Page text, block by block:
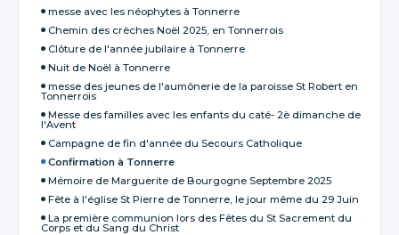
messe avec les néophytes à Tonnerre
Chemin des crèches Noël 2025, en Tonnerrois
Clôture de l'année jubilaire à Tonnerre
Nuit de Noël à Tonnerre
messe des jeunes de l'aumônerie de la paroisse St Robert en
Tonnerrois
Messe des familles avec les enfants du caté- 2è dimanche de
l'Avent
Campagne de fin d'année du Secours Catholique
Confirmation à Tonnerre
Mémoire de Marguerite de Bourgogne Septembre 2025
Fête à l'église St Pierre de Tonnerre, le jour même du 29 Juin
La première communion lors des Fêtes du St Sacrement du
Corps et du Sang du Christ